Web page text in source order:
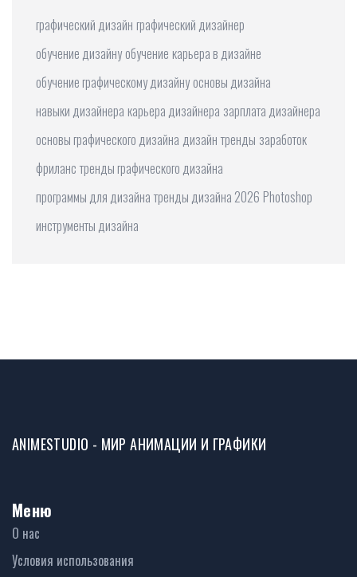
графический дизайн графический дизайнер
обучение дизайну обучение карьера в дизайне
обучение графическому дизайну основы дизайна
навыки дизайнера карьера дизайнера зарплата дизайнера
основы графического дизайна дизайн тренды заработок
фриланс тренды графического дизайна
программы для дизайна тренды дизайна 2026 Photoshop
инструменты дизайна
ANIMESTUDIO - МИР АНИМАЦИИ И ГРАФИКИ
Меню
О нас
Условия использования